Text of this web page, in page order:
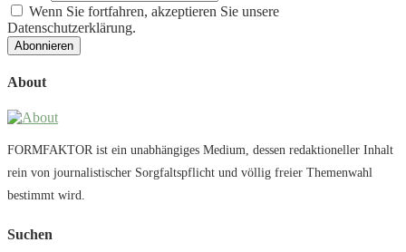
Wenn Sie fortfahren, akzeptieren Sie unsere
Datenschutzerklärung.
About
FORMFAKTOR ist ein unabhängiges Medium, dessen redaktioneller Inhalt
rein von journalistischer Sorgfaltspflicht und völlig freier Themenwahl
bestimmt wird.
Suchen